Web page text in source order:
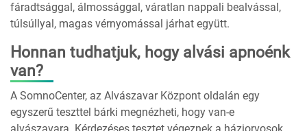
fáradtsággal, álmossággal, váratlan nappali bealvással,
túlsúllyal, magas vérnyomással járhat együtt.
Honnan tudhatjuk, hogy alvási apnoénk
van?
A SomnoCenter, az Alvászavar Központ oldalán egy
egyszerű teszttel bárki megnézheti, hogy van-e